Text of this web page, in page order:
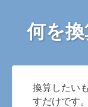
何を
換算したい
すだけです。